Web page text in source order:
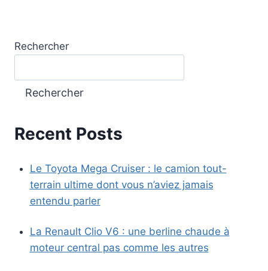
Rechercher
Rechercher
Recent Posts
Le Toyota Mega Cruiser : le camion tout-
terrain ultime dont vous n’aviez jamais
entendu parler
La Renault Clio V6 : une berline chaude à
moteur central pas comme les autres